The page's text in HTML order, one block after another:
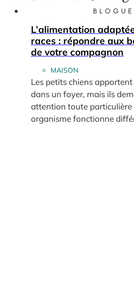
L’alimentation
races : répondre aux
de votre compagnon
MAISON
Les petits chiens
dans un foyer, mais ils
attention toute particulière
organisme fonctionne